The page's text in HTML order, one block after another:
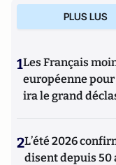
PLUS LUS
1Les Français
européenne pour
ira le grand
2L’été 2026
disent depuis 50